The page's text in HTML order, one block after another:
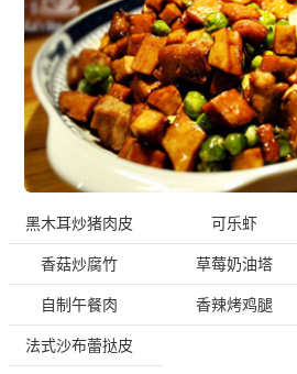
黑木耳炒猪肉皮 可乐虾
香菇炒腐竹 草莓奶油塔
自制午餐肉 香辣烤鸡腿
法式沙布蕾挞皮